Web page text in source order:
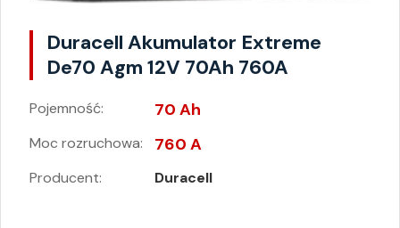
Duracell Akumulator Extreme
De70 Agm 12V 70Ah 760A
Pojemność: 70 Ah
Moc rozruchowa: 760 A
Producent: Duracell